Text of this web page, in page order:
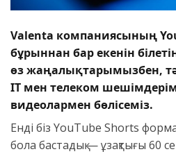
Valenta компаниясының
бұрыннан бар екенін
өз жаңалықтарымызбен,
IT мен телеком
видеолармен бөлісеміз.
Енді біз YouTube Shorts
бола бастадық — ұзақтығы 60